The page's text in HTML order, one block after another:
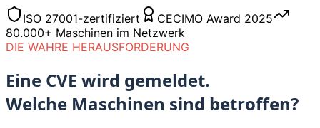
ISO 27001-zertifiziert
CECIMO Award 2025
80.000+ Maschinen im Netzwerk
DIE WAHRE HERAUSFORDERUNG
Eine CVE wird gemeldet.
Welche Maschinen sind betroffen?